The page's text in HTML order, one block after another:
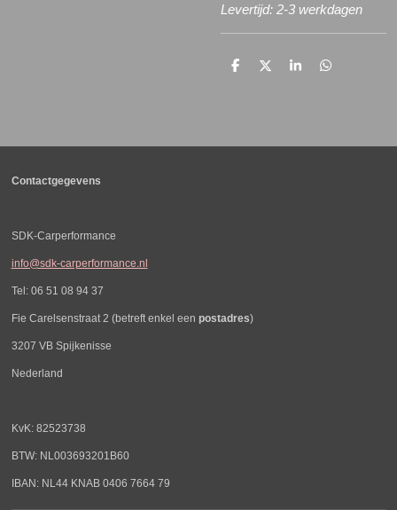
Levertijd: 2-3 werkdagen
D
D
S
D
Contactgegevens
SDK-Carperformance
info@sdk-carperformance.nl
Tel: 06 51 08 94 37
Fie Carelsenstraat 2 (betreft enkel een postadres)
3207 VB Spijkenisse
Nederland
KvK: 82523738
BTW: NL003693201B60
IBAN: NL44 KNAB 0406 7664 79